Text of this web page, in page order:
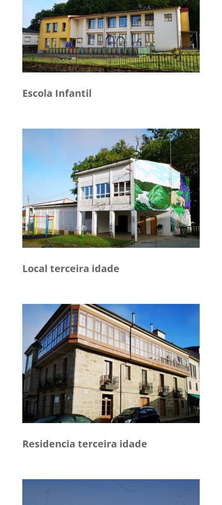
Escola Infantil
Local terceira idade
Residencia terceira idade